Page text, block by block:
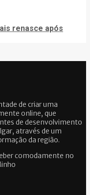
renasce após
de criar uma
online, que
de desenvolvimento
através de um
da região.
comodamente no